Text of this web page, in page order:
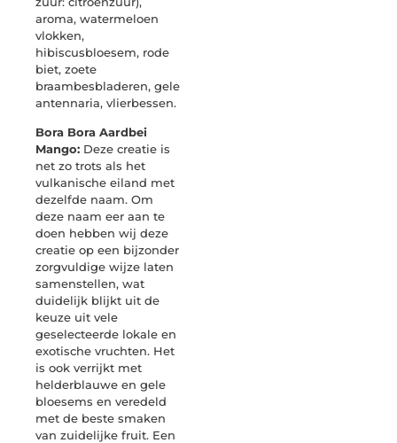
aroma, watermeloen
vlokken,
hibiscusbloesem, rode
biet, zoete
braambesbladeren, gele
antennaria, vlierbessen.
Bora Bora Aardbei
Mango: Deze creatie is
net zo trots als het
vulkanische eiland met
dezelfde naam. Om
deze naam eer aan te
doen hebben wij deze
creatie op een bijzonder
zorgvuldige wijze laten
samenstellen, wat
duidelijk blijkt uit de
keuze uit vele
geselecteerde lokale en
exotische vruchten. Het
is ook verrijkt met
helderblauwe en gele
bloesems en veredeld
met de beste smaken
van zuidelijke fruit. Een